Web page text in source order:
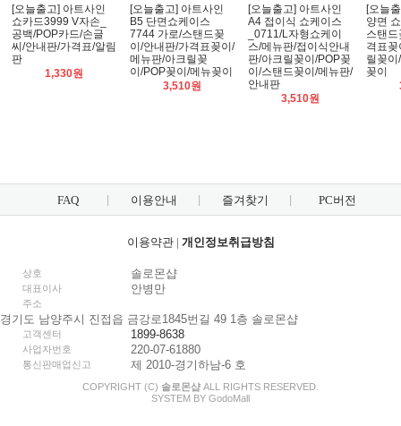
[오늘출고] 아트사인
쇼카드3999 V자손_
공백/POP카드/손글
씨/안내판/가격표/알림
판
1,330원
[오늘출고] 아트사인
B5 단면쇼케이스
7744 가로/스탠드꽂
이/안내판/가격표꽂이/
메뉴판/아크릴꽂
이/POP꽂이/메뉴꽂이
3,510원
[오늘출고] 아트사인
A4 접이식 쇼케이스
_0711/L자형쇼케이
스/메뉴판/접이식안내
판/아크릴꽂이/POP꽂
이/스탠드꽂이/메뉴판/
안내판
3,510원
[오늘
양면
스탠
격표
릴꽂
꽂이
FAQ 이용안내 즐겨찾기 PC버전
이용약관| 개인정보취급방침
상호 솔로몬샵
대표이사 안병만
주소
경기도 남양주시 진접읍 금강로1845번길 49 1층 솔로몬샵
고객센터 1899-8638
사업자번호 220-07-61880
통신판매업신고 제 2010-경기하남-6 호
COPYRIGHT (C) 솔로몬샵 ALL RIGHTS RESERVED.
SYSTEM BY GodoMall